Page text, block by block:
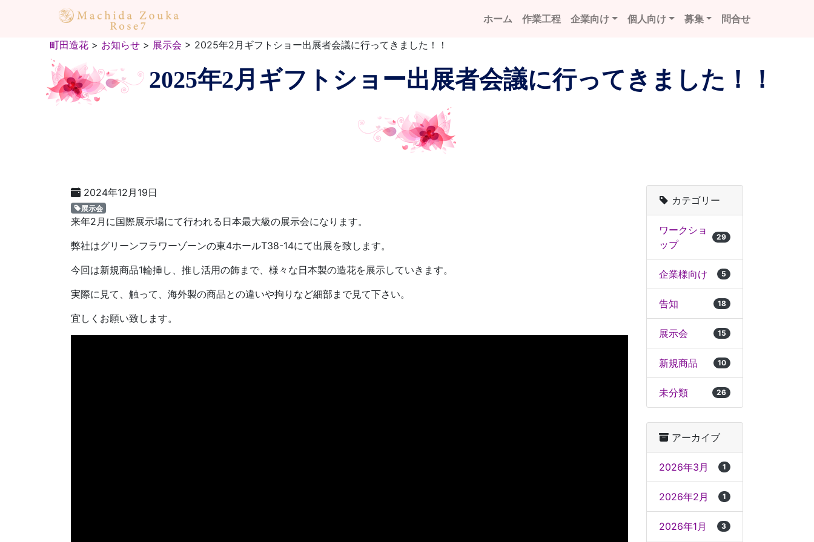
ホーム
作業工程 企業向け 個人向け 募集 問合せ
町田造花 > お知らせ > 展示会 > 2025年2月ギフトショー出展者会議に行ってきました！！
2025年2月ギフトショー出展者会議に行ってきました！！
2024年12月19日
展示会
来年2月に国際展示場にて行われる日本最大級の展示会になります。
弊社はグリーンフラワーゾーンの東4ホールT38-14にて出展を致します。
今回は新規商品1輪挿し、推し活用の飾まで、様々な日本製の造花を展示していきます。
実際に見て、触って、海外製の商品との違いや拘りなど細部まで見て下さい。
宜しくお願い致します。
カテゴリー
ワークショ
ップ
29
企業様向け 5
告知 18
展示会 15
新規商品 10
未分類 26
アーカイブ
2026年3月 1
2026年2月 1
2026年1月 3